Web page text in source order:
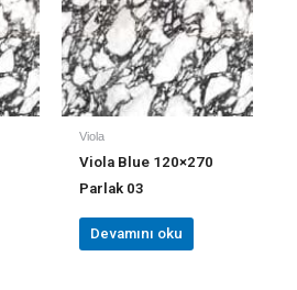
Viola
Viola Blue 120×270
Parlak 03
Devamını oku